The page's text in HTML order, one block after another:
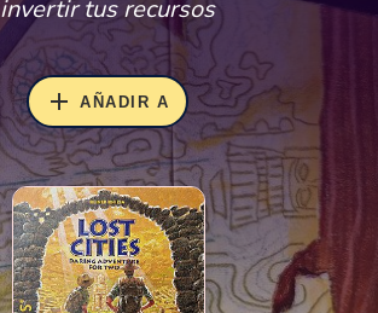
invertir tus recursos